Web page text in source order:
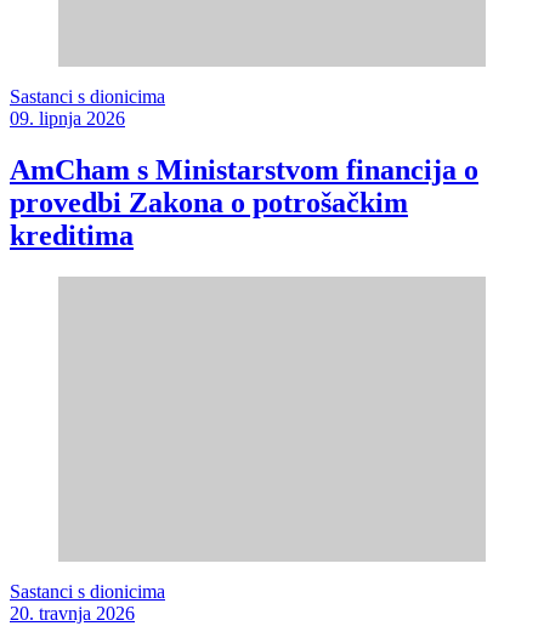
Sastanci s dionicima
09. lipnja 2026
AmCham s Ministarstvom financija o
provedbi Zakona o potrošačkim
kreditima
Sastanci s dionicima
20. travnja 2026